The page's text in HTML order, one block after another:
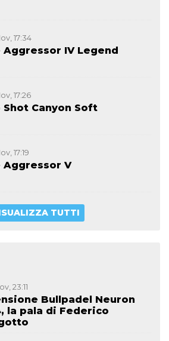
17:34
Aggressor IV Legend
17:26
Shot Canyon Soft
17:19
Aggressor V
TUTTI
23:11
Bullpadel Neuron
la pala di Federico